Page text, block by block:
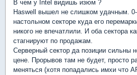
В чем у Intel видишь изюм ?
Haswell вышел не слишком удачным. 0-
настольном секторе куда его
никого не впечатлили. И оба сектора
стагнируют по продажам.
Серверный сектор да позиции сильны
цене. Прорывов там не будет, просто
меняться (хотя попадались имхи что